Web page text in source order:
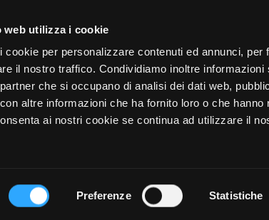
web utilizza i cookie
cookie per personalizzare contenuti ed annunci, per
il nostro traffico. Condividiamo inoltre
che si occupano di analisi dei dati web,
altre informazioni che ha fornito loro o che
ai nostri cookie se continua ad utilizzare il
Preferenze Statistiche